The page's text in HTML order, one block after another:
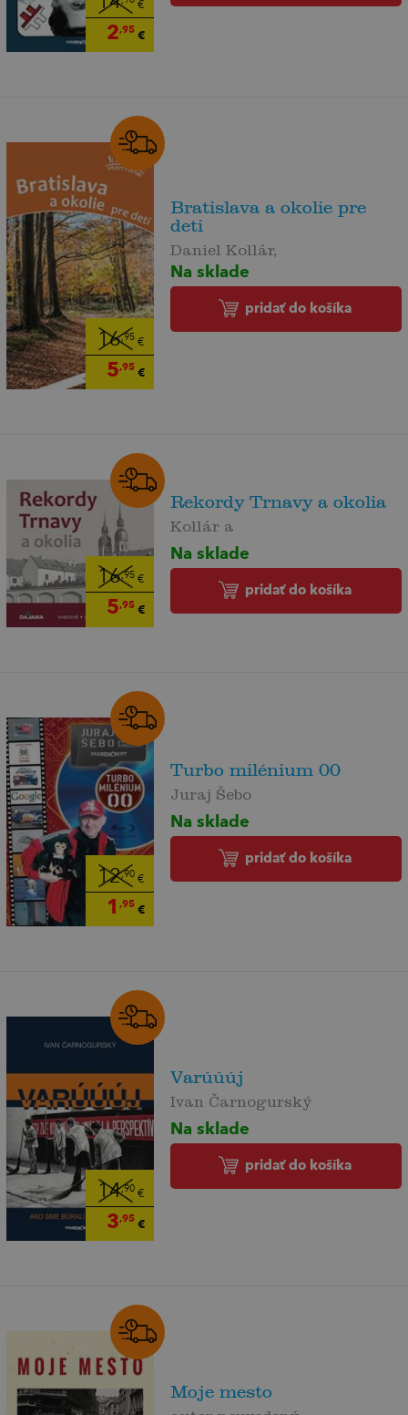
€
2,95€
16,95€
5,95€
Bratislava a okolie pre
deti
Daniel Kollár,
Na sklade
pridať do košíka
16,95€
5,95€
Rekordy Trnavy a okolia
Kollár a
Na sklade
pridať do košíka
12,90€
1 ,95€
Turbo milénium 00
Juraj Šebo
Na sklade
pridať do košíka
14,90€
3,95€
Varúúúj
Ivan Čarnogurský
Na sklade
pridať do košíka
Moje mesto
autor neuvedený